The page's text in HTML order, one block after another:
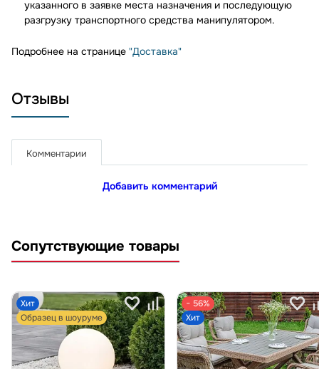
указанного в заявке места назначения и последующую
разгрузку транспортного средства манипулятором.
Подробнее на странице "Доставка"
Отзывы
Комментарии
Добавить комментарий
Сопутствующие товары
Хит
Образец в шоуруме
− 56%
Хит